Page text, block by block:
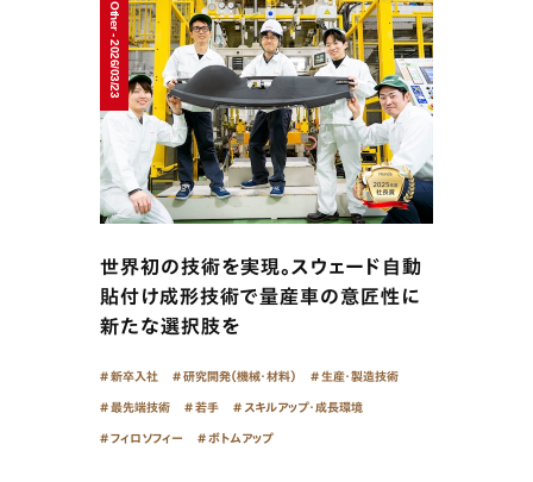
Other - 2026/03/23
世界初の技術を実現。スウェード自動
貼付け成形技術で量産車の意匠性に
新たな選択肢を
新卒入社 研究開発（機械・材料） 生産・製造技術
最先端技術 若手 スキルアップ・成長環境
フィロソフィー ボトムアップ